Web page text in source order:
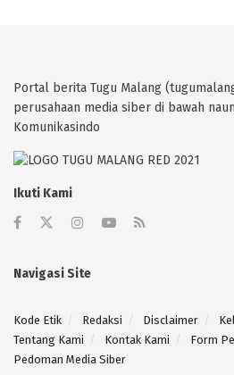
Portal berita Tugu Malang
perusahaan media siber di bawah
Komunikasindo
Ikuti Kami
Navigasi Site
Kode Etik Redaksi Disclaimer
Tentang Kami
Kontak Kami
Form
Pedoman Media Siber